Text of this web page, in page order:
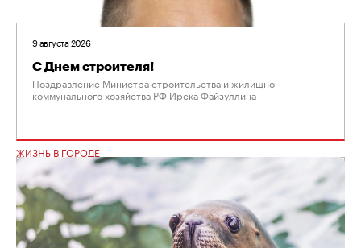
9 августа 2026
С Днем строителя!
Поздравление Министра строительства и жилищно-
коммунального хозяйства РФ Ирека Файзуллина
ЖИЗНЬ В ГОРОДЕ